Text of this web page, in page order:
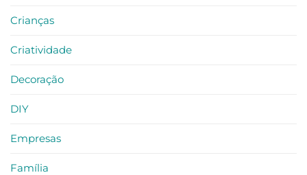
Crianças
Criatividade
Decoração
DIY
Empresas
Família